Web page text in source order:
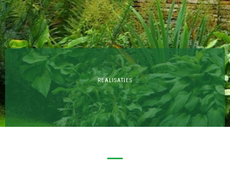
REALISATIES